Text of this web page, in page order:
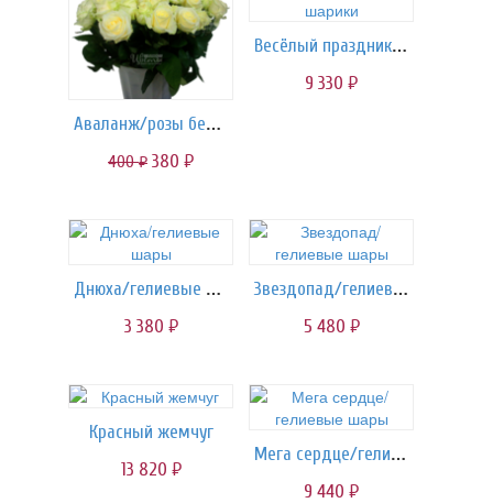
Аваланж/розы белые
400руб. 380 руб.
Весёлый праздник/шарики
9 330 руб.
Днюха/гелиевые шары
3 380 руб.
Звездопад/гелиевые шары
5 480 руб.
Красный жемчуг
13 820 руб.
Мега сердце/гелиевые шары
9 440 руб.